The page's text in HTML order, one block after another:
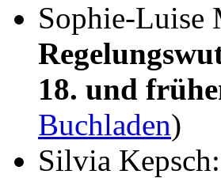
Sophie-Luise
18. und
Buchladen)
Silvia Kepsch: